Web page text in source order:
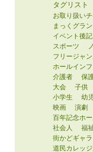
タグリスト
お取り扱い
まっくグラ
イベント後記
スポーツ
フリージャ
ホールイン
介護者
保
大会
子供
小学生
幼
映画
演劇
百年記念ホ
社会人
福
街かどギャ
道民カレッ